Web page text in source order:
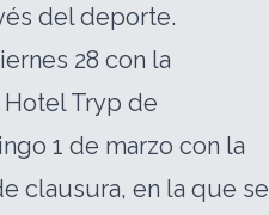
del deporte.
28 con la
Tryp de
1 de marzo con la
clausura, en la que se